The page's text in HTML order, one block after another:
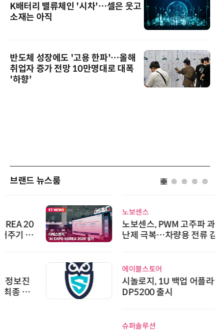
K배터리 밸류체인 '시차'…셀은 웃고
소재는 아직
반도체 성장에도 '고용 한파'…올해
취업자 증가 전망 10만명대로 대폭
'하향'
브랜드 뉴스룸
노보센스, PWM 고주파 과도 간섭
난제 극복…차량용 전류 감지 증폭
시놀로지, 1U 백업 어플라이언스
DP5200 출시